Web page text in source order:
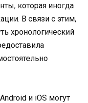
которая иногда
В связи с этим,
хронологический
и iOS могут